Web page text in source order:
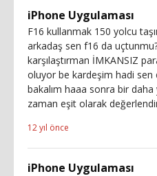
iPhone Uygulaması
F16 kullanmak 150 yolcu
arkadaş sen f16 da
karşılaştırman İMKANSIZ
oluyor be kardeşim hadi sen
bakalım haaa sonra bir
zaman eşit olarak
12 yıl önce
iPhone Uygulaması